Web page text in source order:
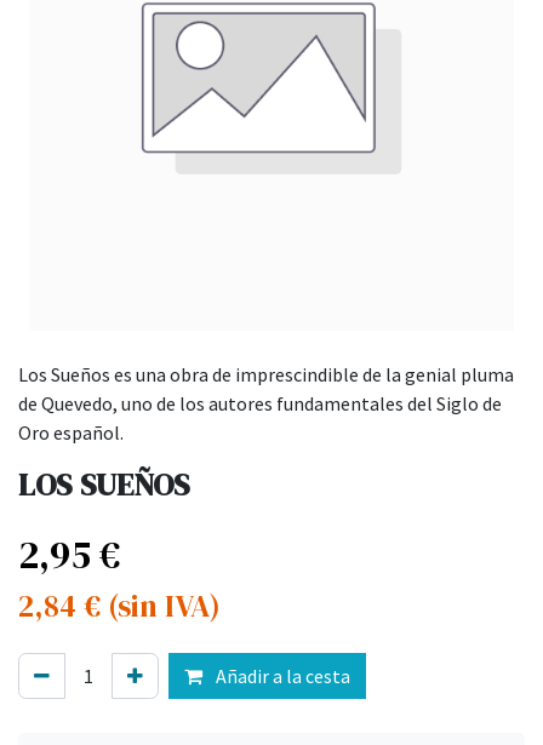
Los Sueños es una obra de imprescindible de la genial pluma
de Quevedo, uno de los autores fundamentales del Siglo de
Oro español.
LOS SUEÑOS
2,95€
2,84 € (sin IVA)
Añadir a la cesta